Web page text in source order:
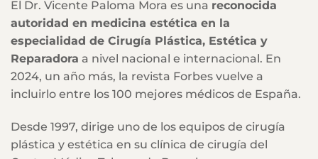
El Dr. Vicente Paloma Mora es una reconocida
autoridad en medicina estética en la
especialidad de Cirugía Plástica, Estética y
Reparadora a nivel nacional e internacional. En
2024, un año más, la revista Forbes vuelve a
incluirlo entre los 100 mejores médicos de España.
Desde 1997, dirige uno de los equipos de cirugía
plástica y estética en su clínica de cirugía del